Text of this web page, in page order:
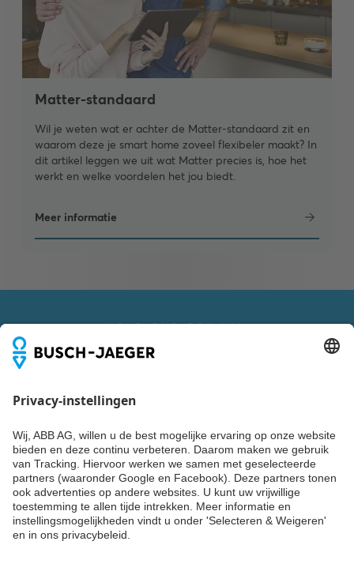
Matter-standaard
Wil je weten wat er achter de Matter-standaard zit en
waarom deze je smart home zoveel flexibeler maakt? In
dit artikel leggen we uit wat Matter precies is, hoe het
werkt en welke voordelen het jou biedt.
Meer informatie
VOLG ONS OOK VIA
Blijf up-to-date
Niks missen over trends, events en de nieuwste producten,
systemen en diensten van Busch-Jaeger? Laat dan nu je
gegevens achter en ontvang tweemaandelijks Building
Update of een van de andere nieuwsbrieven van ABB.